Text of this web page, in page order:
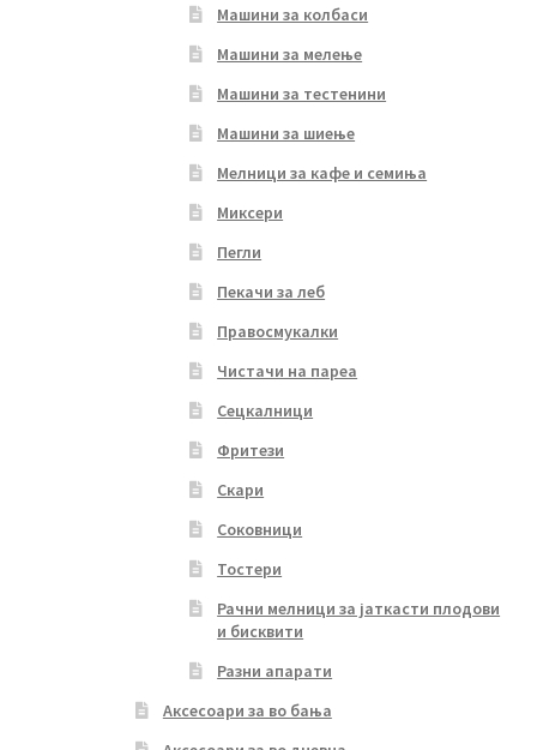
Машини за колбаси
Машини за мелење
Машини за тестенини
Машини за шиење
Мелници за кафе и семиња
Миксери
Пегли
Пекачи за леб
Правосмукалки
Чистачи на пареа
Сецкалници
Фритези
Скари
Соковници
Тостери
Рачни мелници за јаткасти плодови
и бисквити
Разни апарати
Аксесоари за во бања